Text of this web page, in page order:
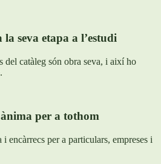
seva etapa a l’estudi
del catàleg són obra seva, i així ho
per a tothom
encàrrecs per a particulars, empreses i